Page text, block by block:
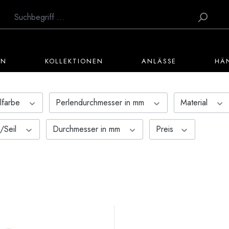
KOLLEKTIONEN ANLÄSSE
Perlendurchmesser in mm Material
Seil Durchmesser in mm Preis